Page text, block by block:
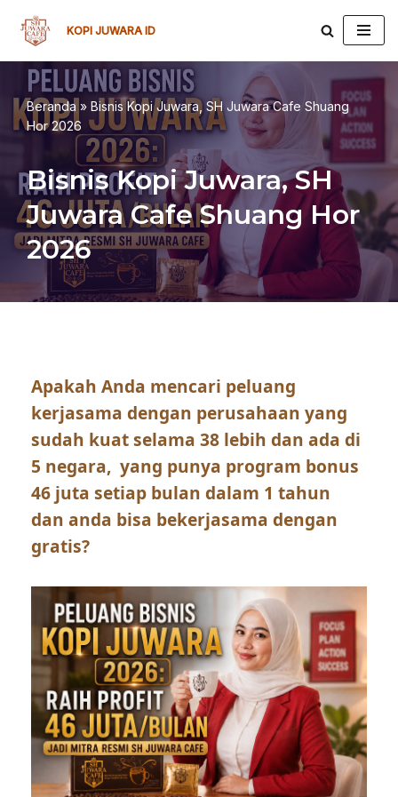
Lompat
konten
KOPI JUWARA ID
Beranda » Bisnis Kopi Juwara, SH Juwara Cafe Shuang
Hor 2026
Bisnis Kopi Juwara, SH
Juwara Cafe Shuang Hor
2026
Apakah Anda mencari peluang
kerjasama dengan perusahaan yang
sudah kuat selama 38 lebih dan ada di
5 negara, yang punya program bonus
46 juta setiap bulan dalam 1 tahun
dan anda bisa bekerjasama dengan
gratis?